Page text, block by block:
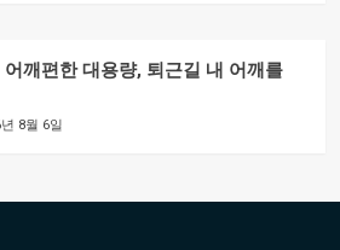
깨편한 대용량, 퇴근길 내 어깨를
8월 6일